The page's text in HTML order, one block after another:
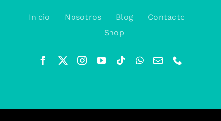
Inicio Nosotros Blog
Contacto
Shop